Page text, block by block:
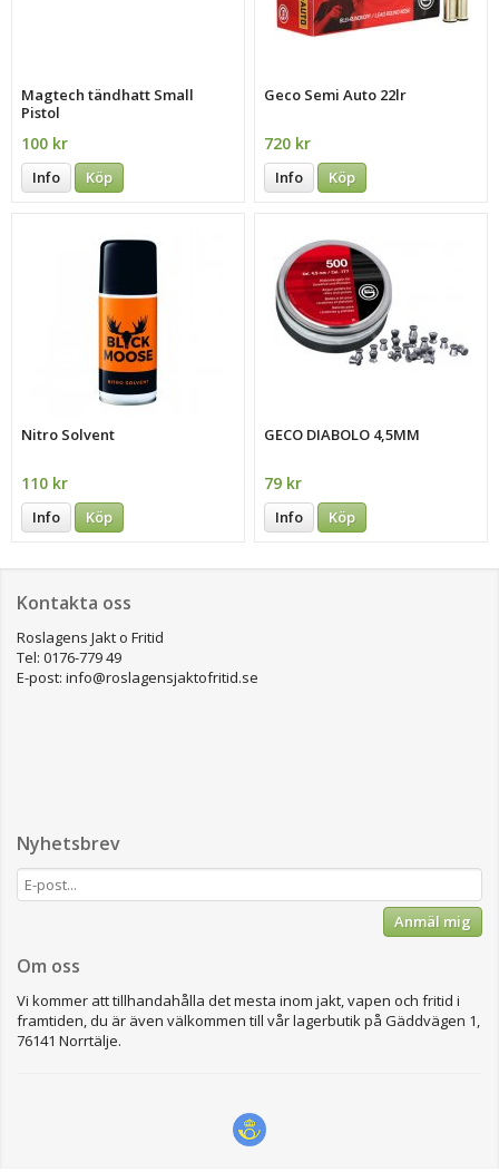
Magtech tändhatt Small
Pistol
100 kr
Info Köp
Geco Semi Auto 22lr
720 kr
Info Köp
Nitro Solvent
110 kr
Info Köp
GECO DIABOLO 4,5MM
79 kr
Info Köp
Kontakta oss
Roslagens Jakt o Fritid
Tel: 0176-779 49
E-post: info@roslagensjaktofritid.se
Nyhetsbrev
Anmäl mig
Om oss
Vi kommer att tillhandahålla det mesta inom jakt, vapen och fritid i
framtiden, du är även välkommen till vår lagerbutik på Gäddvägen 1,
76141 Norrtälje.